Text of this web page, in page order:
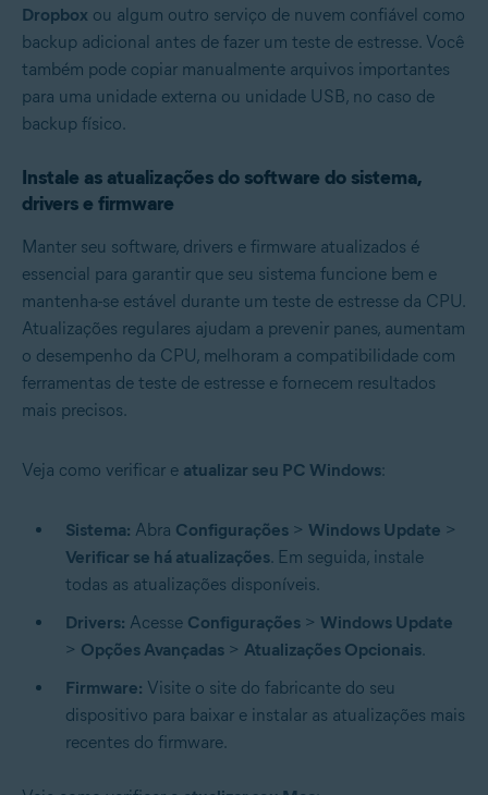
Dropbox ou algum outro serviço de nuvem confiável como
backup adicional antes de fazer um teste de estresse. Você
também pode copiar manualmente arquivos importantes
para uma unidade externa ou unidade USB, no caso de
backup físico.
Instale as atualizações do software do sistema,
drivers e firmware
Manter seu software, drivers e firmware atualizados é
essencial para garantir que seu sistema funcione bem e
mantenha-se estável durante um teste de estresse da CPU.
Atualizações regulares ajudam a prevenir panes, aumentam
o desempenho da CPU, melhoram a compatibilidade com
ferramentas de teste de estresse e fornecem resultados
mais precisos.
Veja como verificar e atualizar seu PC Windows:
Sistema: Abra Configurações > Windows Update >
Verificar se há atualizações. Em seguida, instale
todas as atualizações disponíveis.
Drivers: Acesse Configurações > Windows Update
> Opções Avançadas > Atualizações Opcionais.
Firmware: Visite o site do fabricante do seu
dispositivo para baixar e instalar as atualizações mais
recentes do firmware.